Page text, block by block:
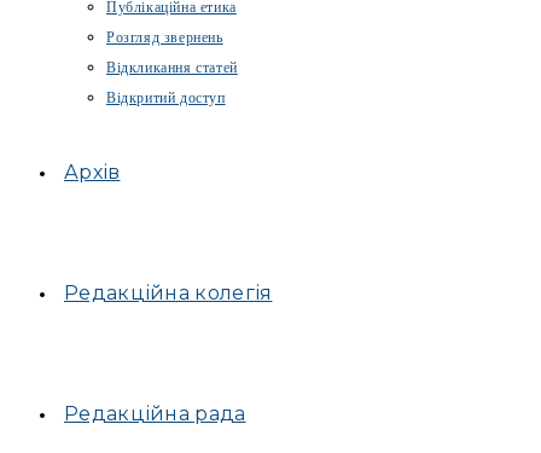
Публікаційна етика
Розгляд звернень
Відкликання статей
Відкритий доступ
Архів
Редакційна колегія
Редакційна рада